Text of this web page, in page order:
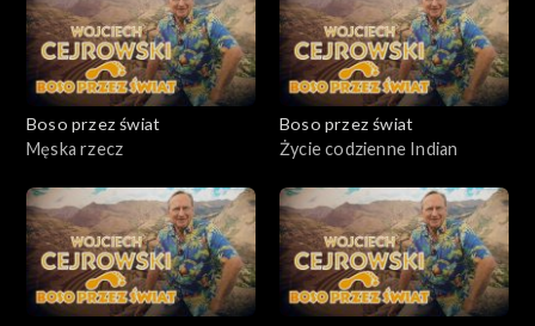
Boso przez świat
Męska rzecz
Boso przez świat
Życie codzienne Indian